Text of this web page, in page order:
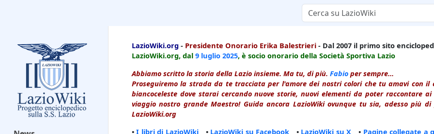
LazioWiki.org - Presidente Onorario Erika Balestrieri - Dal 2007 il primo sito
LazioWiki.org, dal 9 luglio 2025, è socio onorario della Società Sportiva Lazio
Abbiamo scritto la storia della Lazio insieme. Ma tu, di più. Fabio per sempre...
Proseguiremo la strada da te tracciata per l'amore dei nostri colori che tu amavi con
biancoceleste dove starai cercando nuove storie, nuovi elementi da poter raccontare
viaggio nostro grande Maestro! Guida ancora LazioWiki ovunque tu sia, adesso più
LazioWiki.org
•I libri di LazioWiki• LazioWiki su Facebook • LazioWiki su X • Pagine collegate a